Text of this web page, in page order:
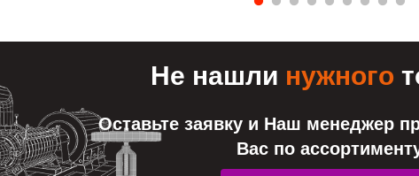
Не нашли нужного
Оставьте заявку и Наш менеджер
Вас по